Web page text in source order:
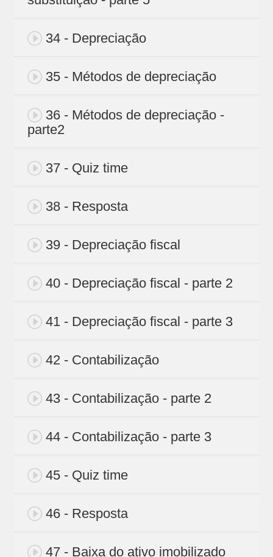
34 - Depreciação
35 - Métodos de depreciação
36 - Métodos de depreciação -
parte2
37 - Quiz time
38 - Resposta
39 - Depreciação fiscal
40 - Depreciação fiscal - parte 2
41 - Depreciação fiscal - parte 3
42 - Contabilização
43 - Contabilização - parte 2
44 - Contabilização - parte 3
45 - Quiz time
46 - Resposta
47 - Baixa do ativo imobilizado